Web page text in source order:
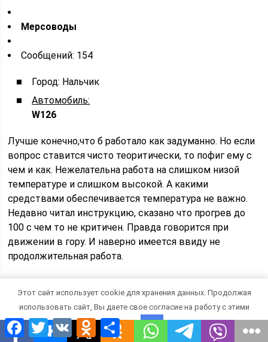
Мерсоводы
Cообщений: 154
Город: Нальчик
Автомобиль:
W126
Лучше конечно,что б работало как задуманно. Но если
вопрос ставится чисто теоритически, то пофиг ему с
чем и как. Нежелательна работа на слишком низой
температуре и слишком высокой. А какими
средствами обеспечивается температура не важно.
Недавно читал инструкцию, сказано что прогрев до
100 с чем то не критичен. Правда говорится при
движении в гору. И наверно имеется ввиду не
продолжительная работа.
#5 ОФФЛАЙН O_2
Мерсоводы
Facebook
TwitterVK Odnoklassniki
Отправить
Этот сайт использует cookie для хранения данных. Продолжая
использовать сайт, Вы даете свое согласие на работу с этими
файлами.
OK